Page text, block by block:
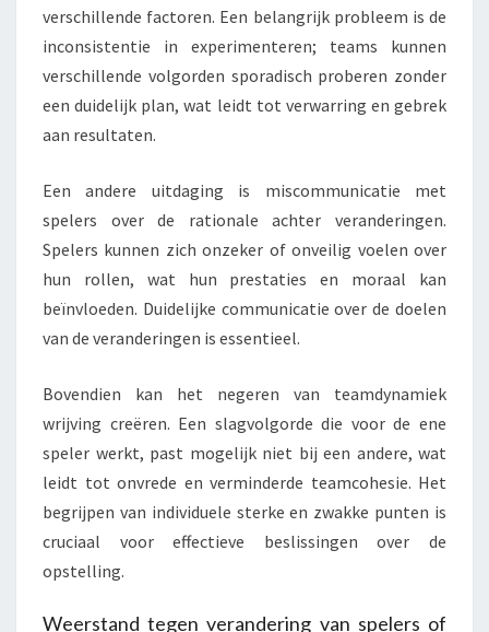
verschillende factoren. Een belangrijk probleem is de
inconsistentie in experimenteren; teams kunnen
verschillende volgorden sporadisch proberen zonder
een duidelijk plan, wat leidt tot verwarring en gebrek
aan resultaten.
Een andere uitdaging is miscommunicatie met
spelers over de rationale achter veranderingen.
Spelers kunnen zich onzeker of onveilig voelen over
hun rollen, wat hun prestaties en moraal kan
beïnvloeden. Duidelijke communicatie over de doelen
van de veranderingen is essentieel.
Bovendien kan het negeren van teamdynamiek
wrijving creëren. Een slagvolgorde die voor de ene
speler werkt, past mogelijk niet bij een andere, wat
leidt tot onvrede en verminderde teamcohesie. Het
begrijpen van individuele sterke en zwakke punten is
cruciaal voor effectieve beslissingen over de
opstelling.
Weerstand tegen verandering van spelers of